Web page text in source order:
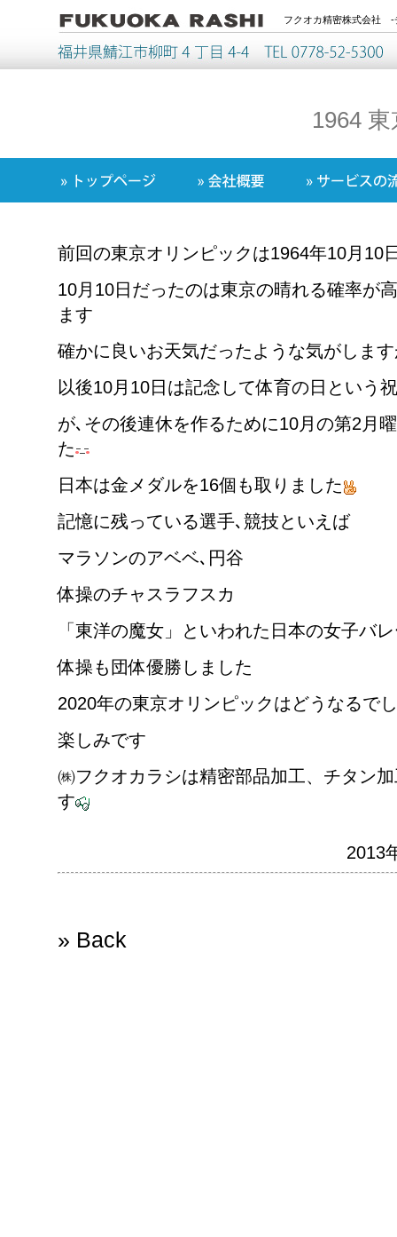
フクオカ精密株式会社 -
1964
前回の東京オリンピックは1964年10月10
10月10日だったのは東京の晴れる確率が
ます
確かに良いお天気だったような気がしま
以後10月10日は記念して体育の日という
が､その後連休を作るために10月の第2月
た
日本は金メダルを16個も取りました
記憶に残っている選手､競技といえば
マラソンのアベベ､円谷
体操のチャスラフスカ
「東洋の魔女」といわれた日本の女子バ
体操も団体優勝しました
2020年の東京オリンピックはどうなるで
楽しみです
㈱フクオカラシは精密部品加工、チタン
す
2013
» Back